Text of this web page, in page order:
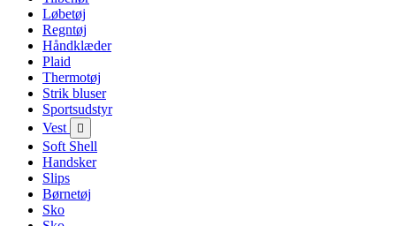
Løbetøj
Regntøj
Håndklæder
Plaid
Thermotøj
Strik bluser
Sportsudstyr
Vest

Soft Shell
Handsker
Slips
Børnetøj
Sko